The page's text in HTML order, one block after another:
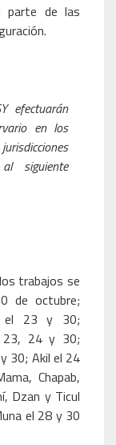
parte de las
efectuarán
en los
siguiente
trabajos se
de octubre;
el 23 y 30;
23, 24 y 30;
30; Akil el 24
Chapab,
Dzan y Ticul
el 28 y 30